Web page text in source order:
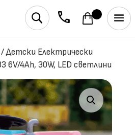
phone
U
Детски Електрически
6V/4Ah, 30W, LED светлини